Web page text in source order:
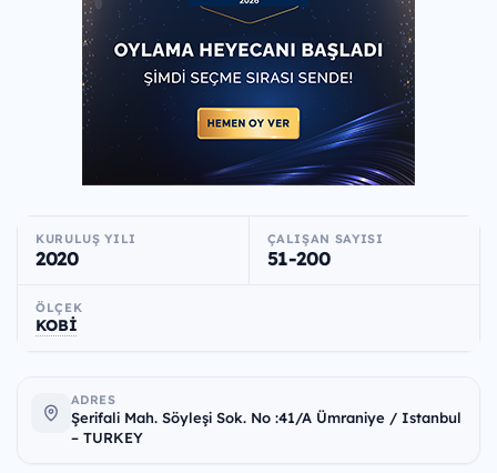
KURULUŞ YILI
2020
ÇALIŞAN SAYISI
51-200
ÖLÇEK
KOBİ
ADRES
Şerifali Mah. Söyleşi Sok. No :41/A Ümraniye / Istanbul
– TURKEY